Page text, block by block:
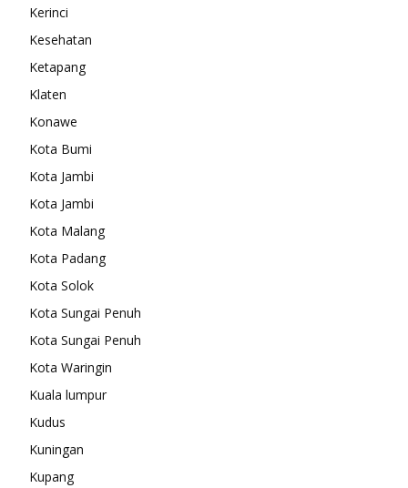
Kerinci
Kesehatan
Ketapang
Klaten
Konawe
Kota Bumi
Kota Jambi
Kota Jambi
Kota Malang
Kota Padang
Kota Solok
Kota Sungai Penuh
Kota Sungai Penuh
Kota Waringin
Kuala lumpur
Kudus
Kuningan
Kupang